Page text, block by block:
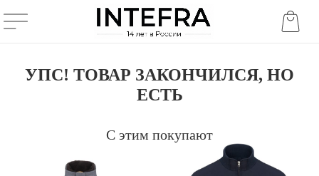
УПС! ТОВАР ЗАКОНЧИЛСЯ, НО
ЕСТЬ
С этим покупают